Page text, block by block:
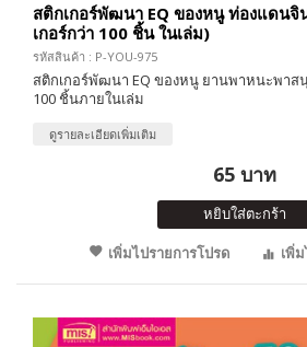
สติกเกอร์พัฒนา EQ ของหนู ท่องแดน
เกอร์กว่า 100 ชิ้น ในเล่ม)
รหัสสินค้า : P-YOU-975
สติกเกอร์พัฒนา EQ ของหนู ยานพาหนะพาส
100 ชิ้นภายในเล่ม
ดูรายละเอียดเพิ่มเติม
65 บาท
หยิบใส่ตะกร้า
เพิ่มไปรายการโปรด
เพิ่